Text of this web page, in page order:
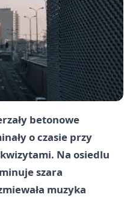
betonowe
o czasie przy
Na osiedlu
szara
muzyka